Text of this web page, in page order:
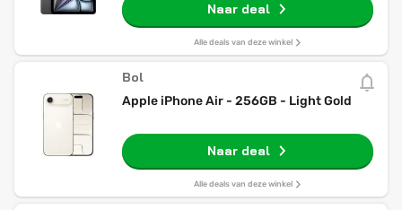
Naar deal
Alle deals van deze winkel
Bol
Apple iPhone Air - 256GB - Light Gold
Naar deal
Alle deals van deze winkel